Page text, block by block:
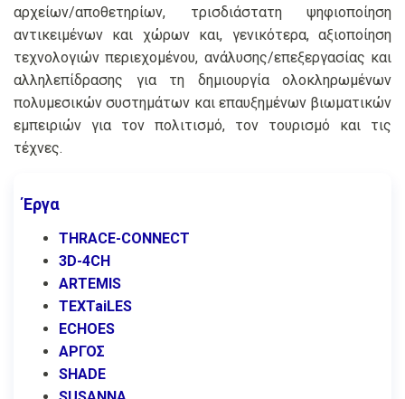
αρχείων/αποθετηρίων, τρισδιάστατη ψηφιοποίηση
αντικειμένων και χώρων και, γενικότερα, αξιοποίηση
τεχνολογιών περιεχομένου, ανάλυσης/επεξεργασίας και
αλληλεπίδρασης για τη δημιουργία ολοκληρωμένων
πολυμεσικών συστημάτων και επαυξημένων βιωματικών
εμπειριών για τον πολιτισμό, τον τουρισμό και τις
τέχνες.
Έργα
THRACE-CONNECT
3D-4CH
ARTEMIS
TEXTaiLES
ECHOES
ΑΡΓΟΣ
SHADE